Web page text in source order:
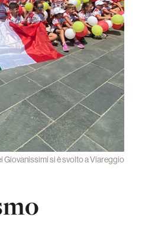
Giovanissimi si è svolto a Viareggio